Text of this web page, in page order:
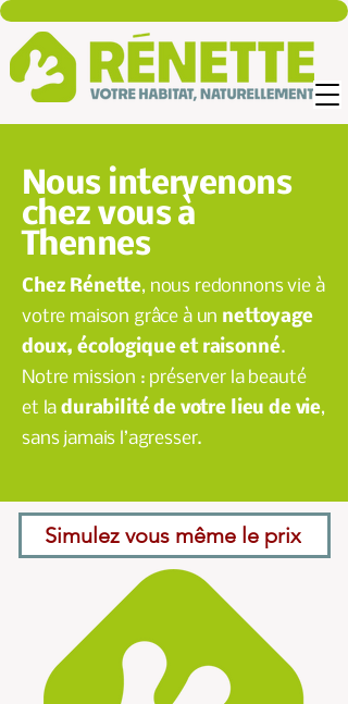
Nous intervenons
chez vous à
Thennes
Chez Rénette, nous redonnons vie à
votre maison grâce à un nettoyage
doux, écologique et raisonné.
Notre mission : préserver la beauté
et ladurabilité de votre lieu de vie,
sans jamais l’agresser.
Simulez vous même le prix